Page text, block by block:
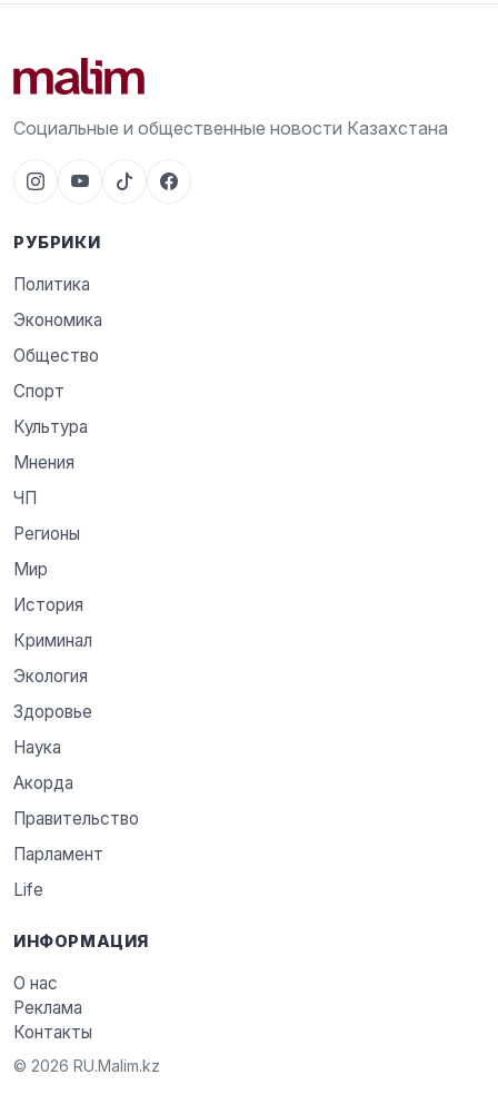
Социальные и общественные новости Казахстана
РУБРИКИ
Политика
Экономика
Общество
Спорт
Культура
Мнения
ЧП
Регионы
Мир
История
Криминал
Экология
Здоровье
Наука
Акорда
Правительство
Парламент
Life
ИНФОРМАЦИЯ
О нас
Реклама
Контакты
© 2026 RU.Malim.kz